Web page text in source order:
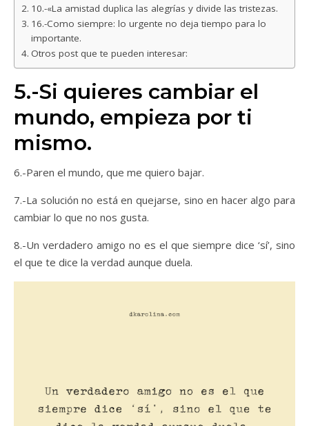
10.-«La amistad duplica las alegrías y divide las tristezas.
16.-Como siempre: lo urgente no deja tiempo para lo
importante.
Otros post que te pueden interesar:
5.-Si quieres cambiar el
mundo, empieza por ti
mismo.
6.-Paren el mundo, que me quiero bajar.
7.-La solución no está en quejarse, sino en hacer algo para
cambiar lo que no nos gusta.
8.-Un verdadero amigo no es el que siempre dice ‘sí’, sino
el que te dice la verdad aunque duela.